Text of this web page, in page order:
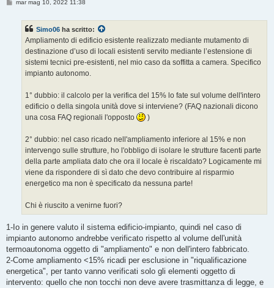
Mmar mag 10, 2022 11:38
Simo06 ha scritto:
Ampliamento di edificio esistente realizzato mediante mutamento di
destinazione d’uso di locali esistenti servito mediante l’estensione di
sistemi tecnici pre-esistenti, nel mio caso da soffitta a camera. Specifico
impianto autonomo.
1° dubbio: il calcolo per la verifica del 15% lo fate sul volume dell'intero
edificio o della singola unità dove si interviene? (FAQ nazionali dicono
una cosa FAQ regionali l'opposto
)
2° dubbio: nel caso ricado nell'ampliamento inferiore al 15% e non
intervengo sulle strutture, ho l'obbligo di isolare le strutture facenti parte
della parte ampliata dato che ora il locale è riscaldato? Logicamente mi
viene da rispondere di sì dato che devo contribuire al risparmio
energetico ma non è specificato da nessuna parte!
Chi è riuscito a venirne fuori?
1-Io in genere valuto il sistema edificio-impianto, quindi nel caso di
impianto autonomo andrebbe verificato rispetto al volume dell'unità
termoautonoma oggetto di "ampliamento" e non dell'intero fabbricato.
2-Come ampliamento <15% ricadi per esclusione in "riqualificazione
energetica", per tanto vanno verificati solo gli elementi oggetto di
intervento: quello che non tocchi non deve avere trasmittanza di legge, e